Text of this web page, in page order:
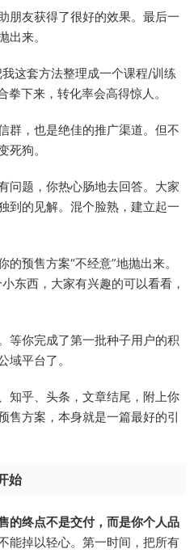
朋友获得了很好的效果。最后一
出来。
这套方法整理成一个课程/训练
下来，转化率会高得惊人。
群，也是绝佳的推广渠道。但不
死狗。
问题，你热心肠地去回答。大家
到的见解。混个脸熟，建立起一
预售方案“不经意”地抛出来。
东西，大家有兴趣的可以看看，
等你完成了第一批种子用户的积
域平台了。
知乎、头条，文章结尾，附上你
售方案，本身就是一篇最好的引
始
的终点不是交付，而是你个人品
能掉以轻心。第一时间，把所有